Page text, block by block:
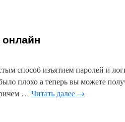
способ изъятием паролей и
плохо а теперь вы можете
… Читать далее →